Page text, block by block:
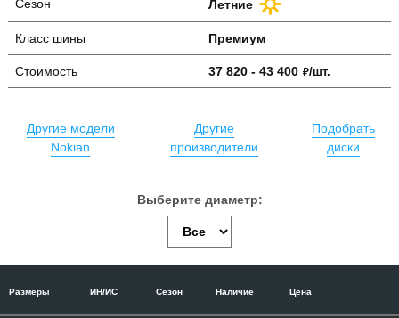
Сезон Летние
Класс шины Премиум
Стоимость 37 820 - 43 400 руб./шт.
Другие модели
Nokian
Другие
производители
Подобрать
диски
Размеры ИН/ИС Сезон Наличие Цена